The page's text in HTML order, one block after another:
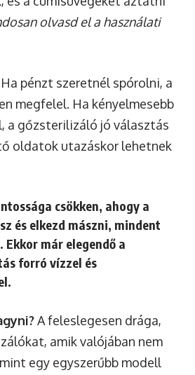
olvasd el a használati
pénzt szeretnél spórolni, a
megfelel. Ha kényelmesebb
a gőzsterilizáló jó választás
oldatok utazáskor lehetnek
csökken, ahogy a
és elkezd mászni, mindent
Ekkor már elegendő a
forró vízzel és
A feleslegesen drága,
amik valójában nem
egy egyszerűbb modell